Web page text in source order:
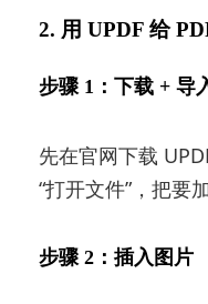
2. 用 UPDF 给
步骤 1：下载 + 导
先在官网下载
“打开文件”，把要
步骤 2：插入图片